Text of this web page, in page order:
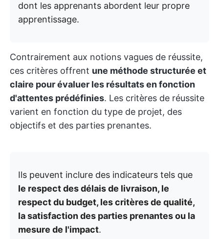
dont les apprenants abordent leur propre
apprentissage.
Contrairement aux notions vagues de réussite,
ces critères offrent une méthode structurée et
claire pour évaluer les résultats en fonction
d'attentes prédéfinies. Les critères de réussite
varient en fonction du type de projet, des
objectifs et des parties prenantes.
Ils peuvent inclure des indicateurs tels que
le respect des délais de livraison, le
respect du budget, les critères de qualité,
la satisfaction des parties prenantes ou la
mesure de l'impact.